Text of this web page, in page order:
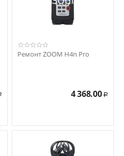
Ремонт ZOOM H4n Pro
4 368.00 Р